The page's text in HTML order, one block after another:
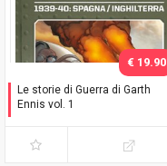
Le storie di Guerra di Garth
Ennis vol. 1
Inghilterra
€ 19.90